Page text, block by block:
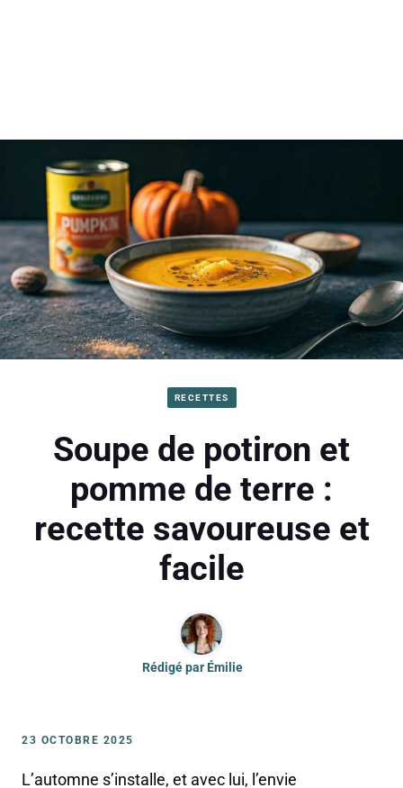
RECETTES
Soupe de potiron et
pomme de terre :
recette savoureuse et
facile
Rédigé par Émilie
23 OCTOBRE 2025
L’automne s’installe, et avec lui, l’envie